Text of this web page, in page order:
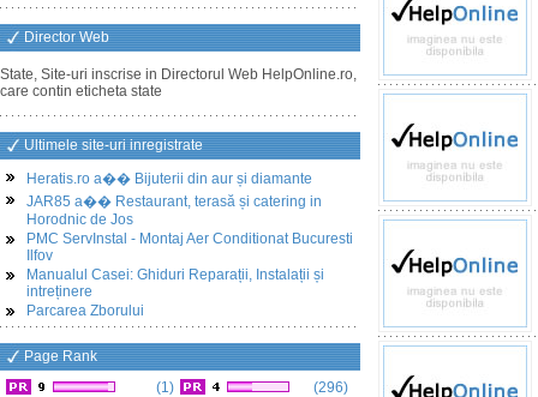
Director Web
State, Site-uri inscrise in Directorul Web HelpOnline.ro,
care contin eticheta state
Ultimele site-uri inregistrate
Heratis.ro a�� Bijuterii din aur și diamante
JAR85 a�� Restaurant, terasă și catering in
Horodnic de Jos
PMC ServInstal - Montaj Aer Conditionat Bucuresti
Ilfov
Manualul Casei: Ghiduri Reparații, Instalații și
intreținere
Parcarea Zborului
Page Rank
(1)
(296)